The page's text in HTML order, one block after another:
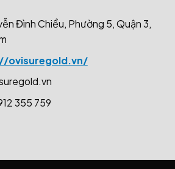
Đình Chiểu, Phường 5, Quận 3,
ovisuregold.vn/
355 759